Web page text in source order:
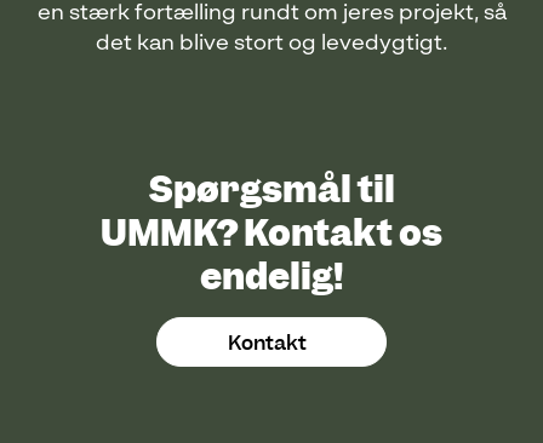
en stærk fortælling rundt om jeres projekt, så
det kan blive stort og levedygtigt.
Spørgsmål til
UMMK? Kontakt os
endelig!
Kontakt